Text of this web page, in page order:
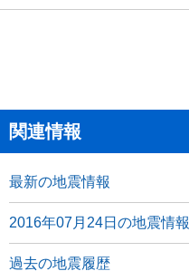
関連情報
最新の地震情報
2016年07月24日の地震情報
過去の地震履歴